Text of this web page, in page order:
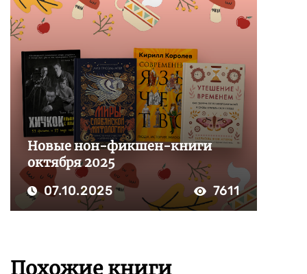
Новые нон-фикшен-книги
октября 2025
07.10.2025 7611
Похожие книги